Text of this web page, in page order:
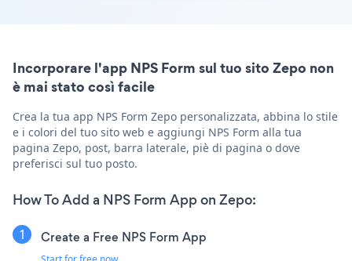
Incorporare l'app NPS Form sul tuo sito Zepo non
è mai stato così facile
Crea la tua app NPS Form Zepo personalizzata, abbina lo stile
e i colori del tuo sito web e aggiungi NPS Form alla tua
pagina Zepo, post, barra laterale, piè di pagina o dove
preferisci sul tuo posto.
How To Add a NPS Form App on Zepo:
Create a Free NPS Form App